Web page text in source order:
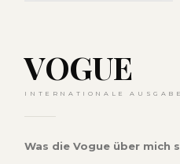
VOGUE
INTERNATIONALE
Was die Vogue über mich